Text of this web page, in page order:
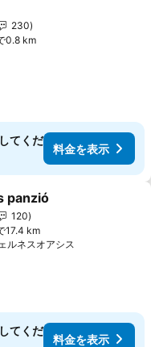
りに追加
230
0.8 km
を表示
てくだ
料金を表示
りに追加
panzió
120
17.4 km
ルネスオアシス
てくだ
料金を表示